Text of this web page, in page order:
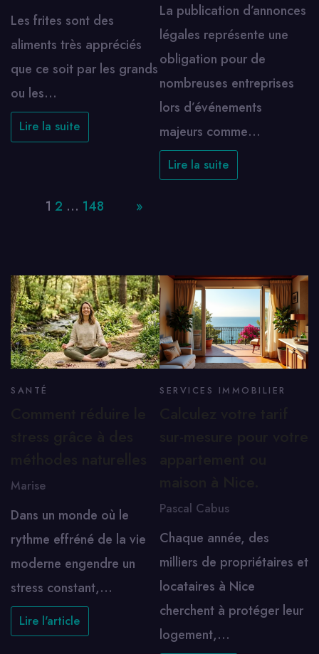
Les frites sont des
aliments très appréciés
que ce soit par les grands
ou les…
Lire la suite
La publication d’annonces
légales représente une
obligation pour de
nombreuses entreprises
lors d’événements
majeurs comme…
Lire la suite
1 2 … 148 »
SANTÉ
Marise
Dans un monde où le
rythme effréné de la vie
moderne engendre un
stress constant,…
Lire l'article
SERVICES IMMOBILIER
Pascal Cabus
Chaque année, des
milliers de propriétaires et
locataires à Nice
cherchent à protéger leur
logement,…